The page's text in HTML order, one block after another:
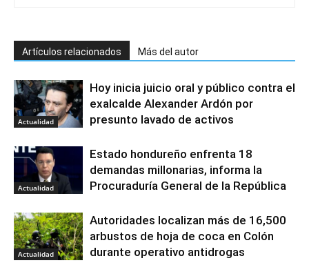
Artículos relacionados Más del autor
Actualidad
Hoy inicia juicio oral y público contra el
exalcalde Alexander Ardón por
presunto lavado de activos
Actualidad
Estado hondureño enfrenta 18
demandas millonarias, informa la
Procuraduría General de la República
Actualidad
Autoridades localizan más de 16,500
arbustos de hoja de coca en Colón
durante operativo antidrogas